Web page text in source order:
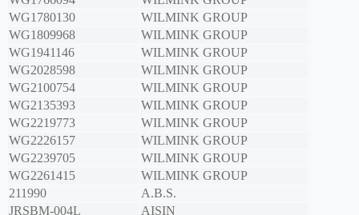
WG1780130
WILMINK GROUP
WG1809968
WILMINK GROUP
WG1941146
WILMINK GROUP
WG2028598
WILMINK GROUP
WG2100754
WILMINK GROUP
WG2135393
WILMINK GROUP
WG2219773
WILMINK GROUP
WG2226157
WILMINK GROUP
WG2239705
WILMINK GROUP
WG2261415
WILMINK GROUP
211990
A.B.S.
JRSBM-004L
AISIN